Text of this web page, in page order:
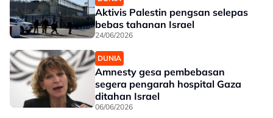
Aktivis Palestin pengsan selepas
bebas tahanan Israel
24/06/2026
DUNIA
Amnesty gesa pembebasan
segera pengarah hospital Gaza
ditahan Israel
06/06/2026